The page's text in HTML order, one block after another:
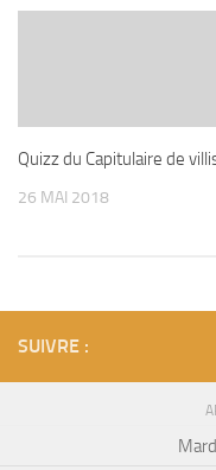
Quizz du Capitulaire de
26 MAI 2018
SUIVRE :